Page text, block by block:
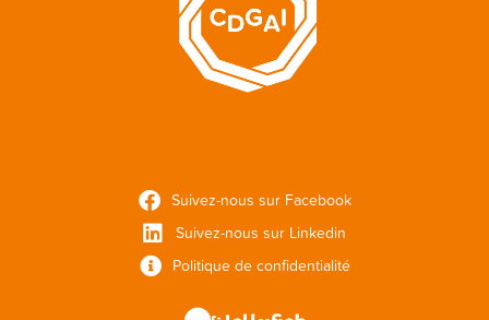
Suivez-nous sur Facebook
Suivez-nous sur Linkedin
Politique de confidentialité